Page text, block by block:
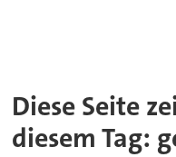
Diese Seite
diesem Tag: